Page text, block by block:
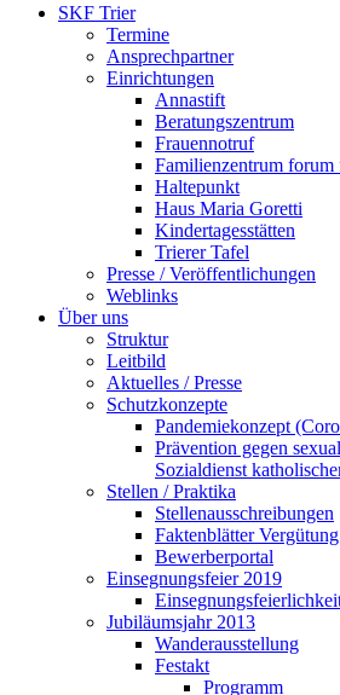
SKF Trier
Termine
Ansprechpartner
Einrichtungen
Annastift
Beratungszentrum
Frauennotruf
Familienzentrum forum
Haltepunkt
Haus Maria Goretti
Kindertagesstätten
Trierer Tafel
Presse / Veröffentlichungen
Weblinks
Über uns
Struktur
Leitbild
Aktuelles / Presse
Schutzkonzepte
Pandemiekonzept
Prävention gegen
Sozialdienst
Stellen / Praktika
Stellenausschreibungen
Faktenblätter Vergütung
Bewerberportal
Einsegnungsfeier 2019
Jubiläumsjahr 2013
Wanderausstellung
Festakt
Programm